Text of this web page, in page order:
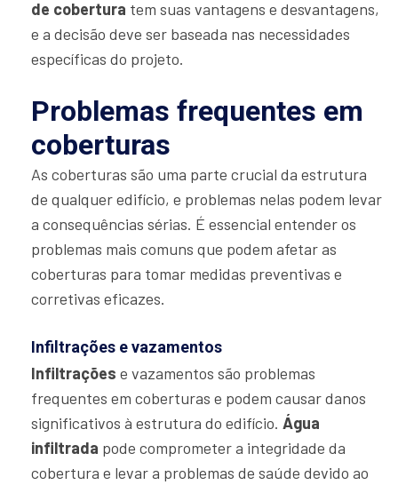
de cobertura tem suas vantagens e desvantagens,
e a decisão deve ser baseada nas necessidades
específicas do projeto.
Problemas frequentes em
coberturas
As coberturas são uma parte crucial da estrutura
de qualquer edifício, e problemas nelas podem levar
a consequências sérias. É essencial entender os
problemas mais comuns que podem afetar as
coberturas para tomar medidas preventivas e
corretivas eficazes.
Infiltrações e vazamentos
Infiltrações e vazamentos são problemas
frequentes em coberturas e podem causar danos
significativos à estrutura do edifício. Água
infiltrada pode comprometer a integridade da
cobertura e levar a problemas de saúde devido ao